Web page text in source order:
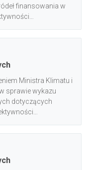
finansowania w
Ministra Klimatu i
sprawie wykazu
dotyczących
dostępnych dla pola
oraz w
Instrukcje (plik